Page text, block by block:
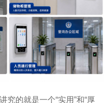
究的就是一个“实用”和“厚